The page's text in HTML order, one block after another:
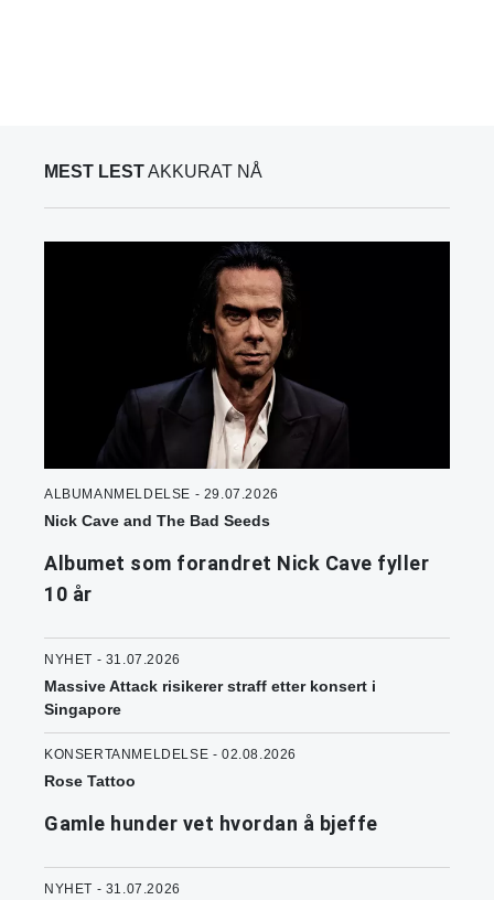
MEST LESTAKKURAT NÅ
ALBUMANMELDELSE - 29.07.2026
Nick Cave and The Bad Seeds
Albumet som forandret Nick Cave fyller
10 år
NYHET - 31.07.2026
Massive Attack risikerer straff etter konsert i
Singapore
KONSERTANMELDELSE - 02.08.2026
Rose Tattoo
Gamle hunder vet hvordan å bjeffe
NYHET - 31.07.2026